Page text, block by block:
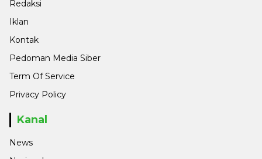
Redaksi
Iklan
Kontak
Pedoman Media Siber
Term Of Service
Privacy Policy
Kanal
News